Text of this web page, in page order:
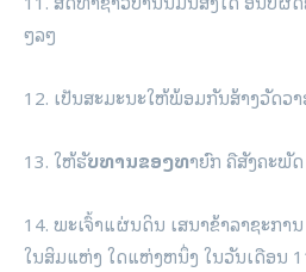
ໆລໆ
12. ເປັນສະມະນະໃຫ້ພ້ອມກັນສ້າງວັດວ
13. ໃຫ້ຮັບທານຂອງທາຍົກ ຄືສັງຄະພັ
14. ພະເຈົ້າແຜ່ນດິນ ເສນາຂ້າລາຊະກ
ໃນສິມແຫ່ງ ໃດແຫ່ງຫນຶ່ງ ໃນວັນເດືອນ